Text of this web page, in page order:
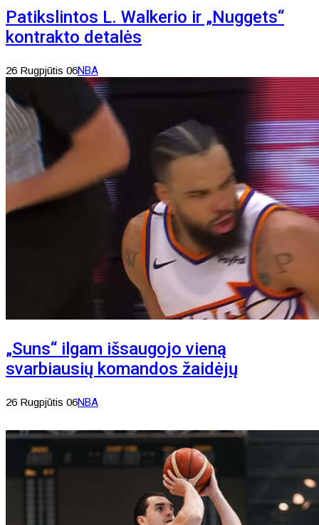
Patikslintos L. Walkerio ir „Nuggets“
kontrakto detalės
26 Rugpjūtis 06NBA
„Suns“ ilgam išsaugojo vieną
svarbiausių komandos žaidėjų
26 Rugpjūtis 06NBA